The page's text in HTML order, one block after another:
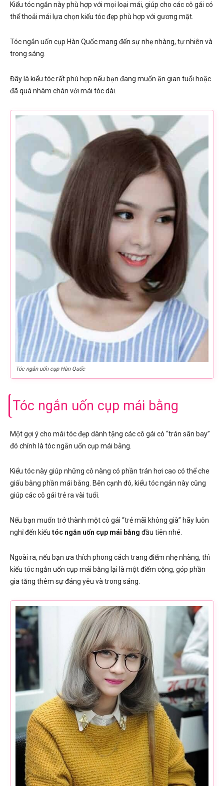
Kiểu tóc ngắn này phù hợp với mọi loại mái, giúp cho các cô gái có
thể thoải mái lựa chọn kiểu tóc đẹp phù hợp với gương mặt.
Tóc ngắn uốn cụp Hàn Quốc mang đến sự nhẹ nhàng, tự nhiên và
trong sáng.
Đây là kiểu tóc rất phù hợp nếu bạn đang muốn ăn gian tuổi hoặc
đã quá nhàm chán với mái tóc dài.
Tóc ngắn uốn cụp Hàn Quốc
Tóc ngắn uốn cụp mái bằng
Một gợi ý cho mái tóc đẹp dành tặng các cô gái có “trán sân bay”
đó chính là tóc ngắn uốn cụp mái bằng.
Kiểu tóc này giúp những cô nàng có phần trán hơi cao có thể che
giấu bằng phần mái bằng. Bên cạnh đó, kiểu tóc ngắn này cũng
giúp các cô gái trẻ ra vài tuổi.
Nếu bạn muốn trở thành một cô gái “trẻ mãi không già” hãy luôn
nghĩ đến kiểu tóc ngắn uốn cụp mái bằng đầu tiên nhé.
Ngoài ra, nếu bạn ưa thích phong cách trang điểm nhẹ nhàng, thì
kiểu tóc ngắn uốn cụp mái bằng lại là một điểm cộng, góp phần
gia tăng thêm sự đáng yêu và trong sáng.